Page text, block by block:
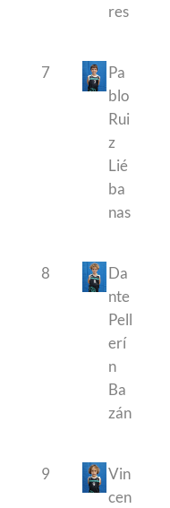
res
7
Pa
blo
Rui
z
Lié
ba
nas
8
Da
nte
Pell
erí
n
Ba
zán
9
Vin
cen